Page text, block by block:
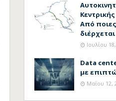
Από
διέρχεται
Ιουλίου
Data
με
Μαΐου 12,